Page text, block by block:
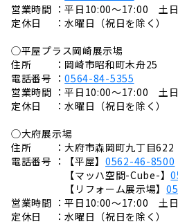
営業時間 ：平日10:00～17:00 土
定休日 ：水曜日（祝日を除く）
◯平屋プラス岡崎展示場
住所 ：岡崎市昭和町木舟25
電話番号 ：0564-84-5355
営業時間 ：平日10:00～17:00 土
定休日 ：水曜日（祝日を除く）
◯大府展示場
住所 ：大府市森岡町九丁目622
電話番号 ：【平屋】 0562-46-8500
【マッハ空間-Cube-】
【リフォーム展示場】
営業時間 ：平日10:00～17:00 土
定休日 ：水曜日（祝日を除く）